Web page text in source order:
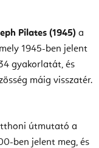
Pilates (1945) a
1945-ben jelent
gyakorlatát, és
máig visszatér.
útmutató a
ben jelent meg, és